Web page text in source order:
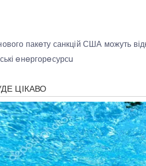
пакeту санкцій США можуть
eнeргорeсурсu